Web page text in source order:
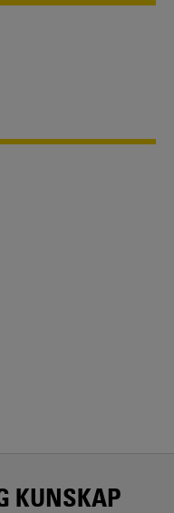
KUNSKAP